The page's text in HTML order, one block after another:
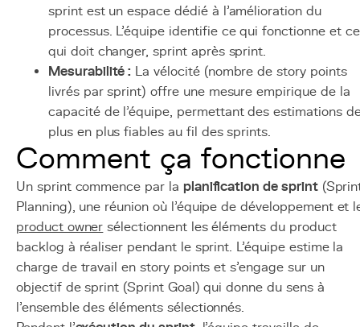
sprint est un espace dédié à l'amélioration du
processus. L'équipe identifie ce qui fonctionne et ce
qui doit changer, sprint après sprint.
Mesurabilité : La vélocité (nombre de story points
livrés par sprint) offre une mesure empirique de la
capacité de l'équipe, permettant des estimations
plus en plus fiables au fil des sprints.
Comment ça fonctionne
Un sprint commence par la planification de sprint
Planning), une réunion où l'équipe de développement et
product owner sélectionnent les éléments du product
backlog à réaliser pendant le sprint. L'équipe estime la
charge de travail en story points et s'engage sur un
objectif de sprint (Sprint Goal) qui donne du sens à
l'ensemble des éléments sélectionnés.